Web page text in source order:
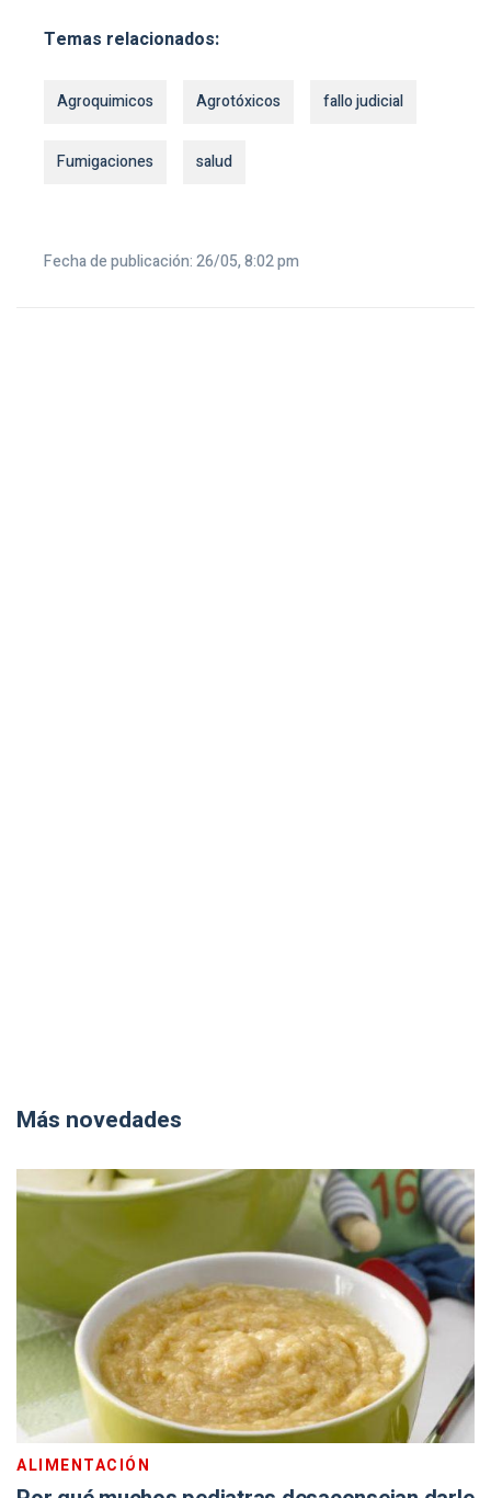
Temas relacionados:
Agroquimicos Agrotóxicos fallo judicial
Fumigaciones salud
Fecha de publicación: 26/05, 8:02 pm
Más novedades
ALIMENTACIÓN